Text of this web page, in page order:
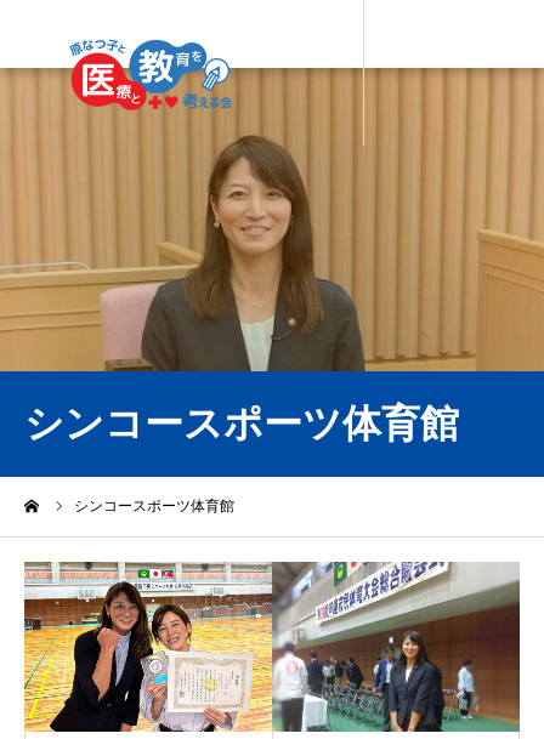
シンコースポーツ体育館
シンコースポーツ体育館